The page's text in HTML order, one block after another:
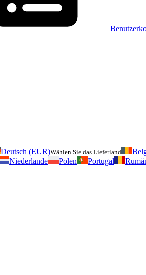
Deutsch (EUR)Wählen Sie das Lieferland
Niederlande Polen Portugal